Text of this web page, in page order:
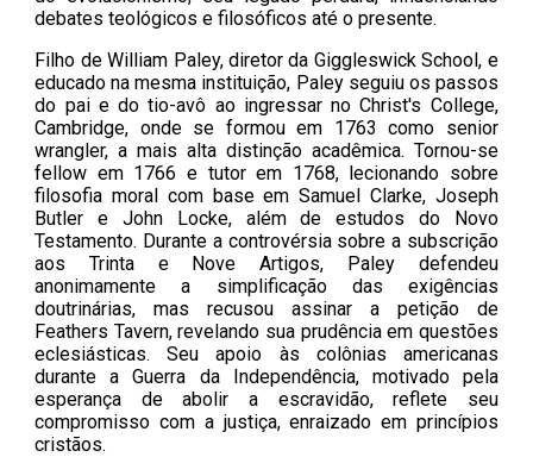
debates teológicos e filosóficos até o presente.
Filho de William Paley, diretor da Giggleswick School, e
educado na mesma instituição, Paley seguiu os passos
do pai e do tio-avô ao ingressar no Christ's College,
Cambridge, onde se formou em 1763 como senior
wrangler, a mais alta distinção acadêmica. Tornou-se
fellow em 1766 e tutor em 1768, lecionando sobre
filosofia moral com base em Samuel Clarke, Joseph
Butler e John Locke, além de estudos do Novo
Testamento. Durante a controvérsia sobre a subscrição
aos Trinta e Nove Artigos, Paley defendeu
anonimamente a simplificação das exigências
doutrinárias, mas recusou assinar a petição de
Feathers Tavern, revelando sua prudência em questões
eclesiásticas. Seu apoio às colônias americanas
durante a Guerra da Independência, motivado pela
esperança de abolir a escravidão, reflete seu
compromisso com a justiça, enraizado em princípios
cristãos.